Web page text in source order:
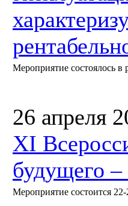
Мероприятие состоялось
26 апреля
XI
будущего
Мероприятие состоится